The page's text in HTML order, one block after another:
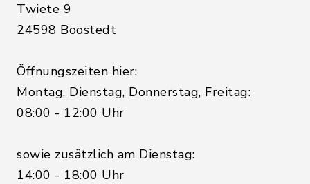
Twiete 9
24598 Boostedt
Öffnungszeiten hier:
Montag, Dienstag, Donnerstag, Freitag:
08:00 - 12:00 Uhr
sowie zusätzlich am Dienstag:
14:00 - 18:00 Uhr